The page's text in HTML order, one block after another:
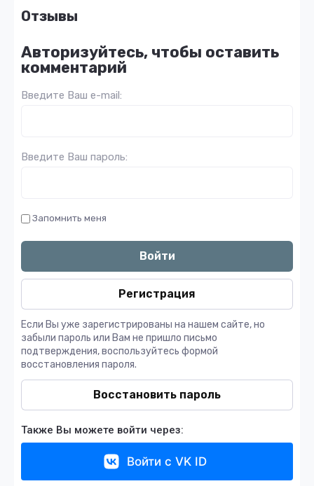
Отзывы
Авторизуйтесь, чтобы оставить
комментарий
Введите Ваш e-mail:
Введите Ваш пароль:
Запомнить меня
Войти
Регистрация
Если Вы уже зарегистрированы на нашем сайте, но
забыли пароль или Вам не пришло письмо
подтверждения, воспользуйтесь формой
восстановления пароля.
Восстановить пароль
Также Вы можете войти через:
Войти с VK ID